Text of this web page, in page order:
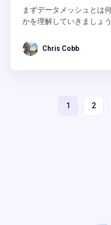
まずデータメッシュとは
かを理解していきましょう
Chris Cobb
1 2